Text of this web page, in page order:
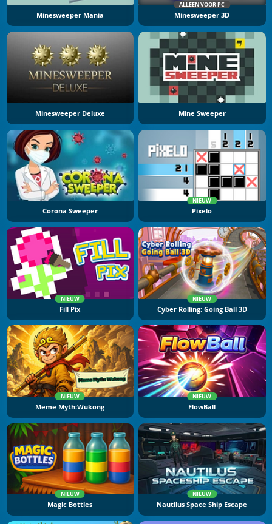
Minesweeper Mania
ALLEEN VOOR PC
Minesweeper 3D
Minesweeper Deluxe Mine Sweeper
Corona Sweeper
NIEUW
Pixelo
NIEUW
Fill Pix
NIEUW
Cyber Rolling: Going Ball 3D
NIEUW
Meme Myth:Wukong
NIEUW
FlowBall
NIEUW
Magic Bottles
NIEUW
Nautilus Space Ship Escape